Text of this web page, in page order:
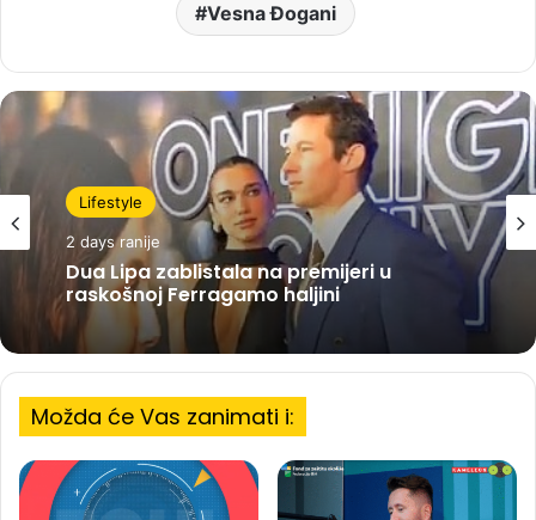
Vesna Đogani
Lifestyle
2 days ranije
Dua Lipa zablistala na premijeri u
raskošnoj Ferragamo haljini
Možda će Vas zanimati i: